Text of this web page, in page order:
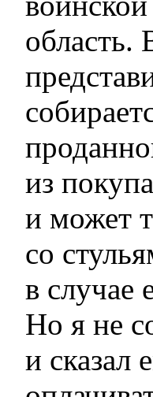
область.
из
и может
со
в случае
Но я не
и сказал